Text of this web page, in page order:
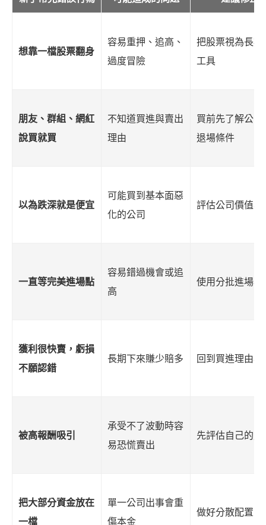
想靠一檔股票翻身
容易重押、追高、
過度冒險
把股票視為長
工具
朋友、群組、網紅
說買就買
不知道買進與賣出
理由
買前先了解公
退場條件
以為跌深就是便宜
可能買到基本面惡
化的公司
評估公司價值
一直等完美進場點
容易錯過機會或追
高
使用分批進場
獲利很快賣，虧損
不願認錯
長期下來賺少賠多 回到買進理由
被高報酬吸引
承受不了波動時容
易恐慌賣出
先評估自己的
把大部分資金放在
一檔
單一公司出事會重
傷本金
做好分散配置